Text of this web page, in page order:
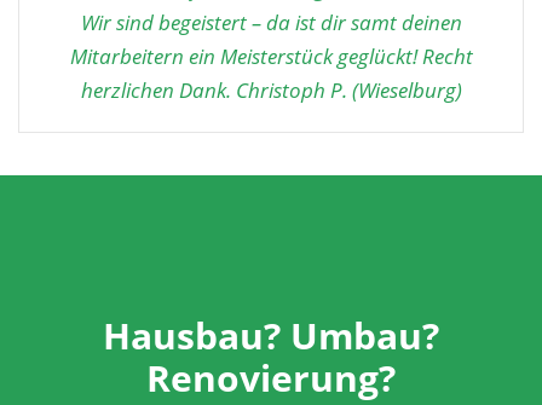
Wir sind begeistert – da ist dir samt deinen
Mitarbeitern ein Meisterstück geglückt! Recht
herzlichen Dank. Christoph P. (Wieselburg)
Hausbau? Umbau?
Renovierung?